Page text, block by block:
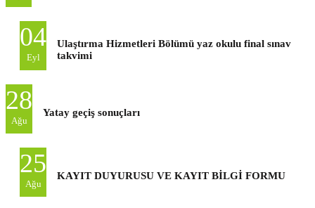
04
Eyl
Ulaştırma Hizmetleri Bölümü yaz okulu final sınav
takvimi
28
Ağu
Yatay geçiş sonuçları
25
Ağu
KAYIT DUYURUSU VE KAYIT BİLGİ FORMU